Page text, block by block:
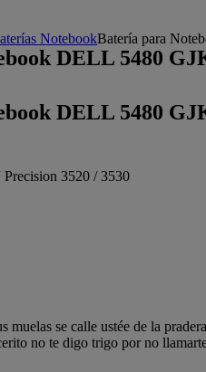
NotebookBatería para
DELL 5480
DELL 5480
3520 / 3530
muelas se calle ustée de la
no te digo trigo por no